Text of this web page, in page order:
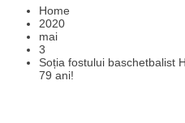
Home
2020
mai
3
Soția fostului baschetbalist
79 ani!